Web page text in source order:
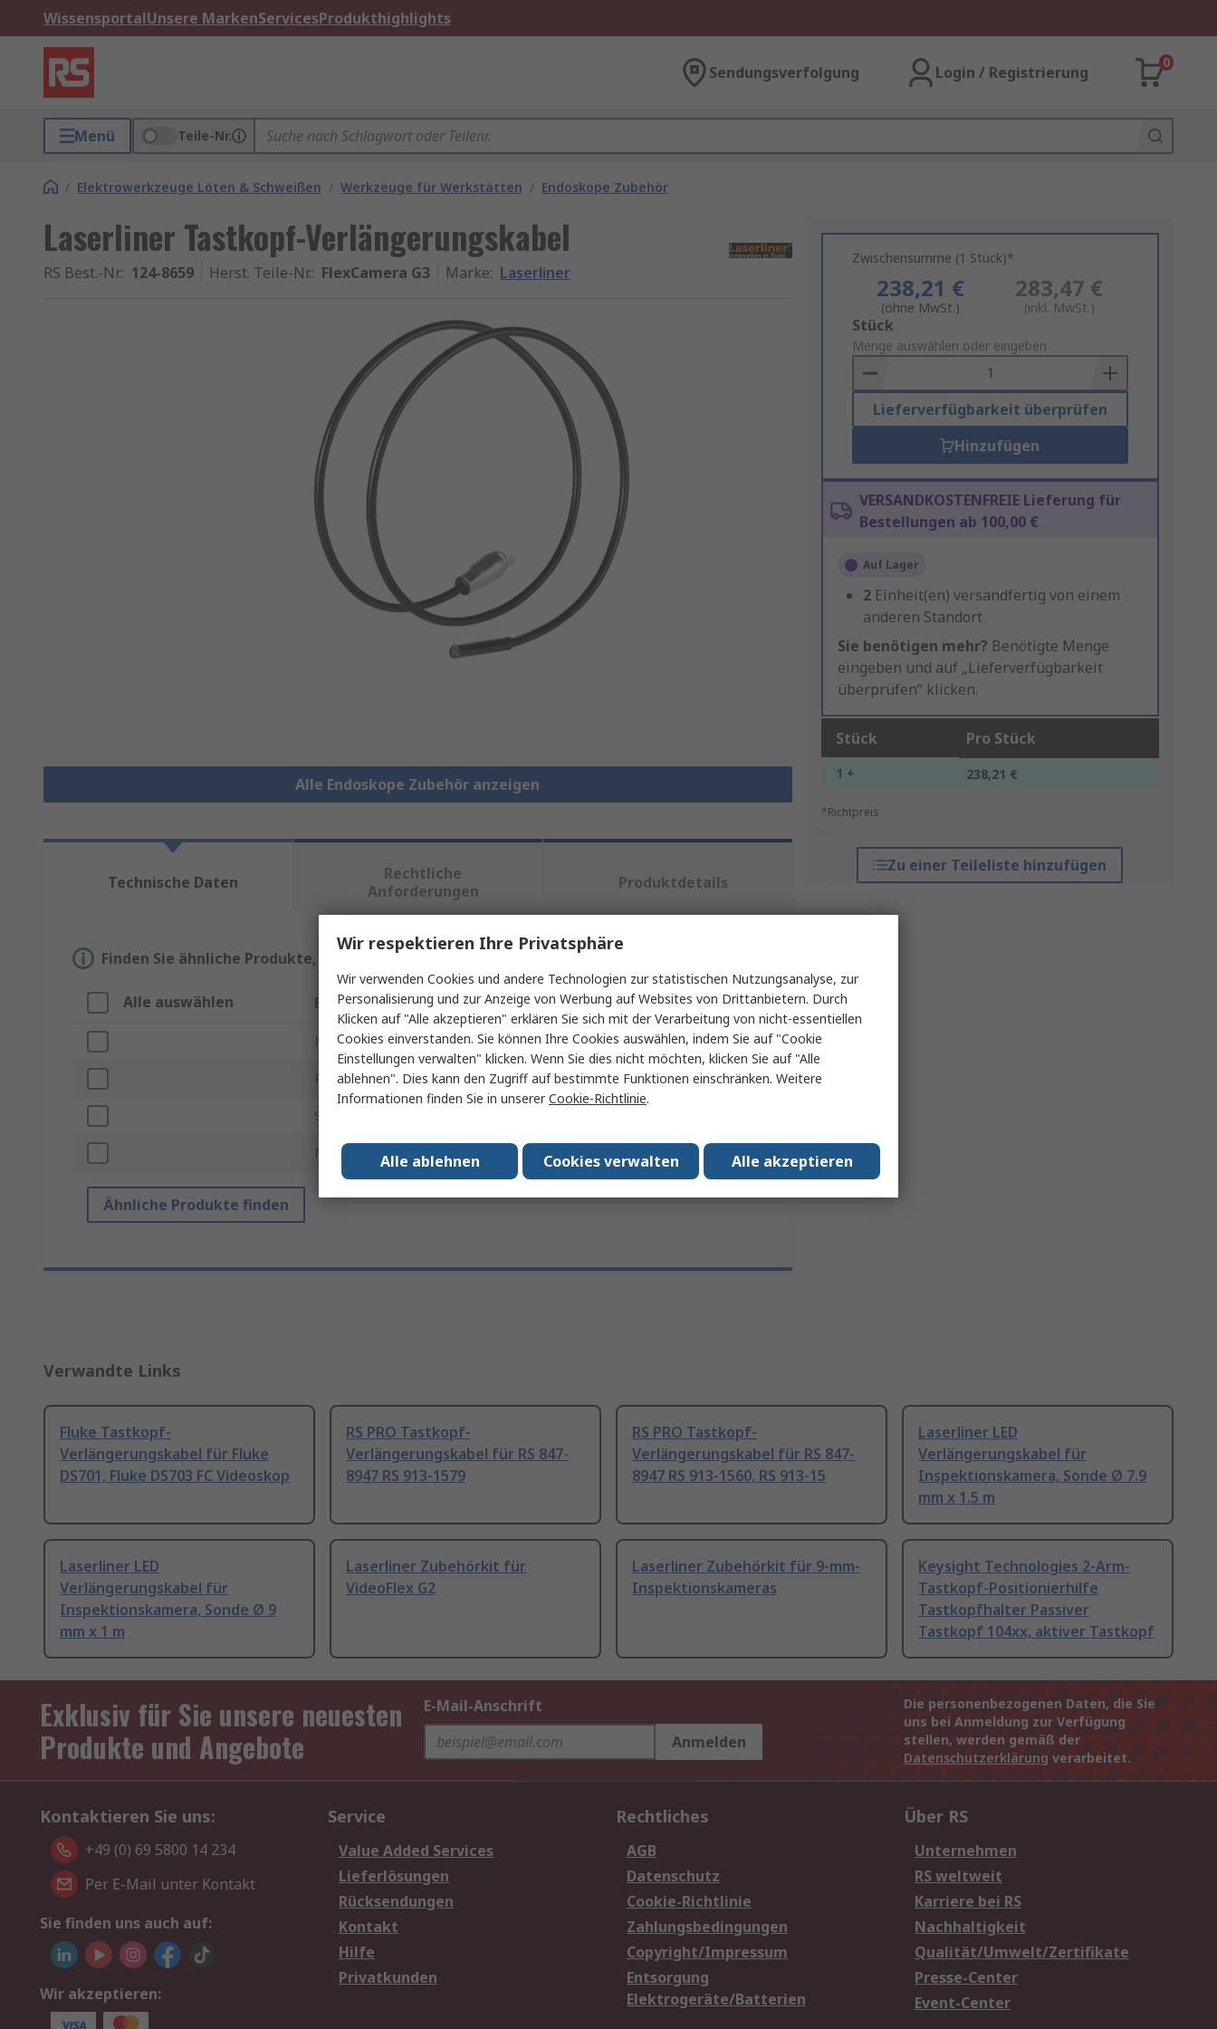
WissensportalUnsere MarkenServicesProdukthighlights
Sendungsverfolgung Login / Registrierung
0
Menü Teile-Nr.
/ Elektrowerkzeuge Löten & Schweißen / Werkzeuge für Werkstätten / Endoskope Zubehör
Laserliner Tastkopf-Verlängerungskabel
RS Best.-Nr.: 124-8659 Herst. Teile-Nr.: FlexCamera G3 Marke: Laserliner
Alle Endoskope Zubehör anzeigen
Zwischensumme (1 Stück)*
238,21 €
(ohne MwSt.)
283,47 €
(inkl. MwSt.)
Add
to
Basket
Stück
Menge auswählen oder eingeben
Lieferverfügbarkeit überprüfen
Hinzufügen
VERSANDKOSTENFREIE Lieferung für
Bestellungen ab 100,00 €
Auf Lager
2 Einheit(en) versandfertig von einem
anderen Standort
Sie benötigen mehr? Benötigte Menge
eingeben und auf „Lieferverfügbarkeit
überprüfen“ klicken.
Stück Pro Stück
1 + 238,21 €
*Richtpreis
Zu einer Teileliste hinzufügen
Technische Daten
Rechtliche
Anforderungen
Produktdetails
Finden Sie ähnliche Produkte, indem Sie ein oder mehrere Eigenschaften auswählen.
Alle auswählen Eigenschaft Wert
Marke Laserliner
Produkt Typ Tastkopf-Verlängerungskabel
Subtyp
Normen/Zulassungen RoHS
Ähnliche Produkte finden
Verwandte Links
Fluke Tastkopf-
Verlängerungskabel für Fluke
DS701, Fluke DS703 FC Videoskop
RS PRO Tastkopf-
Verlängerungskabel für RS 847-
8947 RS 913-1579
RS PRO Tastkopf-
Verlängerungskabel für RS 847-
8947 RS 913-1560, RS 913-15
Laserliner LED
Verlängerungskabel für
Inspektionskamera, Sonde Ø 7.9
mm x 1.5 m
Laserliner LED
Verlängerungskabel für
Inspektionskamera, Sonde Ø 9
mm x 1 m
Laserliner Zubehörkit für
VideoFlex G2
Laserliner Zubehörkit für 9-mm-
Inspektionskameras
Keysight Technologies 2-Arm-
Tastkopf-Positionierhilfe
Tastkopfhalter Passiver
Tastkopf 104xx, aktiver Tastkopf
Exklusiv für Sie unsere neuesten
Produkte und Angebote
E-Mail-Anschrift
Anmelden
Die personenbezogenen Daten, die Sie
uns bei Anmeldung zur Verfügung
stellen, werden gemäß der
Datenschutzerklärung verarbeitet.
Kontaktieren Sie uns:
+49 (0) 69 5800 14 234
Per E-Mail unter Kontakt
Sie finden uns auch auf:
Wir akzeptieren:
Service
Value Added Services
Lieferlösungen
Rücksendungen
Kontakt
Hilfe
Privatkunden
Rechtliches
AGB
Datenschutz
Cookie-Richtlinie
Zahlungsbedingungen
Copyright/Impressum
Entsorgung
Elektrogeräte/Batterien
Über RS
Unternehmen
RS weltweit
Karriere bei RS
Nachhaltigkeit
Qualität/Umwelt/Zertifikate
Presse-Center
Event-Center
Wir respektieren Ihre Privatsphäre
Wir verwenden Cookies und andere Technologien zur statistischen Nutzungsanalyse, zur
Personalisierung und zur Anzeige von Werbung auf Websites von Drittanbietern. Durch
Klicken auf "Alle akzeptieren" erklären Sie sich mit der Verarbeitung von nicht-essentiellen
Cookies einverstanden. Sie können Ihre Cookies auswählen, indem Sie auf "Cookie
Einstellungen verwalten" klicken. Wenn Sie dies nicht möchten, klicken Sie auf "Alle
ablehnen". Dies kann den Zugriff auf bestimmte Funktionen einschränken. Weitere
Informationen finden Sie in unsererCookie-Richtlinie.
Alle akzeptieren
Cookies verwalten
Alle ablehnen